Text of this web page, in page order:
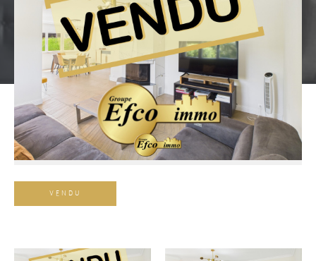
VENDU
Référence
AFFINER LES CRITÈRES